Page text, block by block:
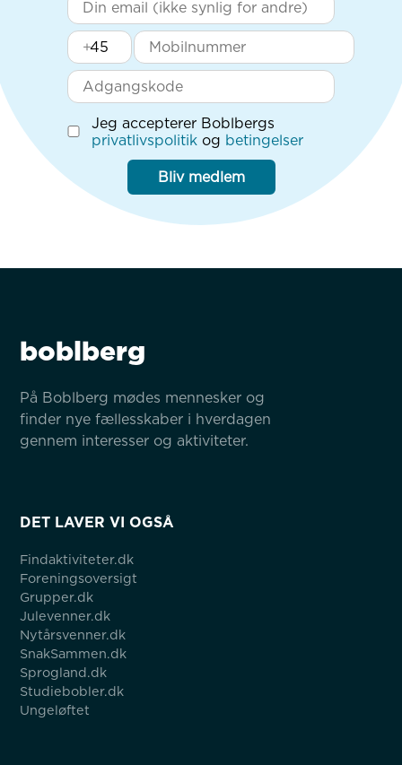
+
Jeg accepterer Boblbergs
privatlivspolitik og betingelser
Bliv medlem
boblberg
På Boblberg mødes mennesker og
finder nye fællesskaber i hverdagen
gennem interesser og aktiviteter.
DET LAVER VI OGSÅ
Findaktiviteter.dk
Foreningsoversigt
Grupper.dk
Julevenner.dk
Nytårsvenner.dk
SnakSammen.dk
Sprogland.dk
Studiebobler.dk
Ungeløftet